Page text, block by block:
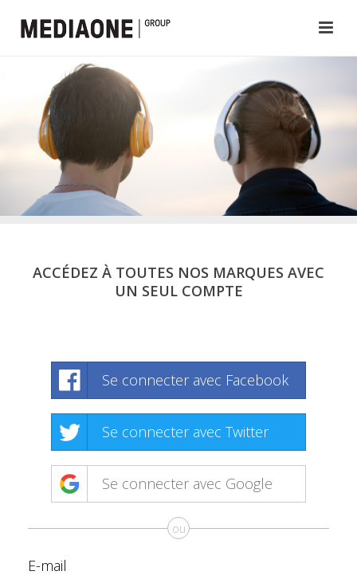
ACCÉDEZ À TOUTES NOS MARQUES AVEC
UN SEUL COMPTE
Se connecter avec Facebook
Se connecter avec Twitter
Se connecter avec Google
ou
E-mail